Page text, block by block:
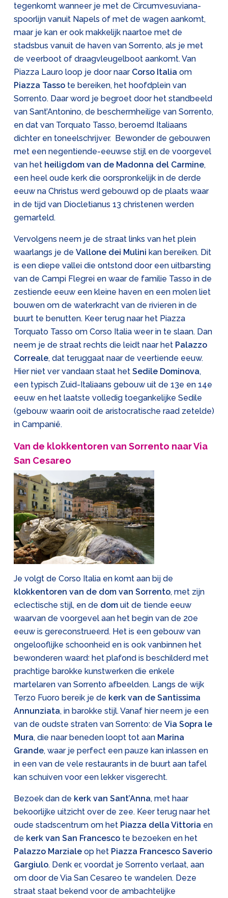
tegenkomt wanneer je met de Circumvesuviana-
spoorlijn vanuit Napels of met de wagen aankomt,
maar je kan er ook makkelijk naartoe met de
stadsbus vanuit de haven van Sorrento, als je met
de veerboot of draagvleugelboot aankomt. Van
Piazza Lauro loop je door naar Corso Italia om
Piazza Tasso te bereiken, het hoofdplein van
Sorrento. Daar word je begroet door het standbeeld
van Sant’Antonino, de beschermheilige van Sorrento,
en dat van Torquato Tasso, beroemd Italiaans
dichter en toneelschrijver. Bewonder de gebouwen
met een negentiende-eeuwse stijl en de voorgevel
van het heiligdom van de Madonna del Carmine,
een heel oude kerk die oorspronkelijk in de derde
eeuw na Christus werd gebouwd op de plaats waar
in de tijd van Diocletianus 13 christenen werden
gemarteld.
Vervolgens neem je de straat links van het plein
waarlangs je de Vallone dei Mulini kan bereiken. Dit
is een diepe vallei die ontstond door een uitbarsting
van de Campi Flegrei en waar de familie Tasso in de
zestiende eeuw een kleine haven en een molen liet
bouwen om de waterkracht van de rivieren in de
buurt te benutten. Keer terug naar het Piazza
Torquato Tasso om Corso Italia weer in te slaan. Dan
neem je de straat rechts die leidt naar het Palazzo
Correale, dat teruggaat naar de veertiende eeuw.
Hier niet ver vandaan staat het Sedile Dominova,
een typisch Zuid-Italiaans gebouw uit de 13e en 14e
eeuw en het laatste volledig toegankelijke Sedile
(gebouw waarin ooit de aristocratische raad zetelde)
in Campanië.
Van de klokkentoren van Sorrento naar Via
San Cesareo
Je volgt de Corso Italia en komt aan bij de
klokkentoren van de dom van Sorrento, met zijn
eclectische stijl, en de dom uit de tiende eeuw
waarvan de voorgevel aan het begin van de 20e
eeuw is gereconstrueerd. Het is een gebouw van
ongelooflijke schoonheid en is ook vanbinnen het
bewonderen waard: het plafond is beschilderd met
prachtige barokke kunstwerken die enkele
martelaren van Sorrento afbeelden. Langs de wijk
Terzo Fuoro bereik je de kerk van de Santissima
Annunziata, in barokke stijl. Vanaf hier neem je een
van de oudste straten van Sorrento: de Via Sopra le
Mura, die naar beneden loopt tot aan Marina
Grande, waar je perfect een pauze kan inlassen en
in een van de vele restaurants in de buurt aan tafel
kan schuiven voor een lekker visgerecht.
Bezoek dan de kerk van Sant’Anna, met haar
bekoorlijke uitzicht over de zee. Keer terug naar het
oude stadscentrum om het Piazza della Vittoria en
de kerk van San Francesco te bezoeken en het
Palazzo Marziale op het Piazza Francesco Saverio
Gargiulo. Denk er, voordat je Sorrento verlaat, aan
om door de Via San Cesareo te wandelen. Deze
straat staat bekend voor de ambachtelijke